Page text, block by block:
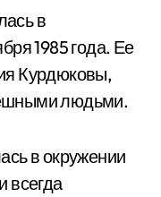
в
1985 года. Ее
Курдюковы,
людьми.
в окружении
всегда